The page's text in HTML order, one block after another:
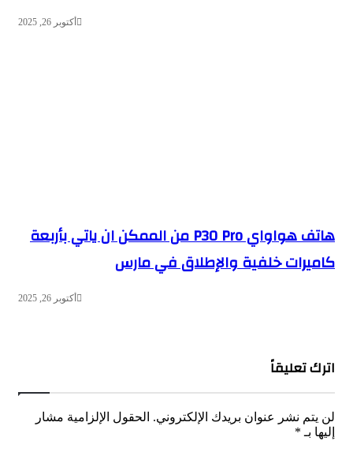
أكتوبر 26, 2025
هاتف هواواي P30 Pro من الممكن ان ياتي بأربعة
كاميرات خلفية والإطلاق في مارس
أكتوبر 26, 2025
اترك تعليقاً
لن يتم نشر عنوان بريدك الإلكتروني.
الحقول الإلزامية مشار
إليها بـ *